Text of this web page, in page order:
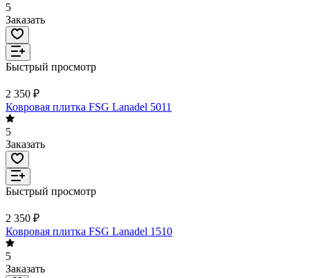
5
Заказать
Быстрый просмотр
2 350 ₽
Ковровая плитка FSG Lanadel 5011
5
Заказать
Быстрый просмотр
2 350 ₽
Ковровая плитка FSG Lanadel 1510
5
Заказать